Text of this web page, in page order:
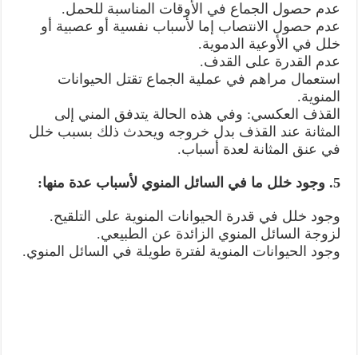
عدم حصول الجماع في الأوقات المناسبة للحمل.
عدم حصول الانتصاب إما لأسباب نفسية أو عصبية أو
خلل في الأوعية الدموية.
عدم القدرة على القدف.
استعمال مراهم في عملية الجماع تقتل الحيوانات
المنوية.
القذف العكسي: وفي هذه الحالة يتدفق المني إلى
المثانة عند القذف بدل خروجه ويحدث ذلك بسبب خلل
في عنق المثانة لعدة أسباب.
5. وجود خلل ما في السائل المنوي لأسباب عدة منها:
وجود خلل في قدرة الحيوانات المنوية على التلقيح.
لزوجة السائل المنوي الزائدة عن الطبيعي.
وجود الحيوانات المنوية لفترة طويلة في السائل المنوي.